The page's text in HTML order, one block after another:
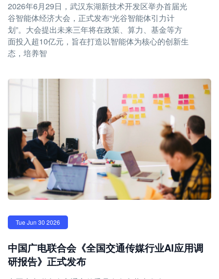
2026年6月29日，武汉东湖新技术开发区举办首届光
谷智能体经济大会，正式发布“光谷智能体引力计
划”。大会提出未来三年将在政策、算力、基金等方
面投入超10亿元，旨在打造以智能体为核心的创新生
态，培养智
Tue Jun 30 2026
中国广电联合会《全国交通传媒行业AI应用调
研报告》正式发布